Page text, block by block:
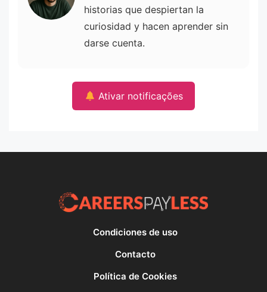
historias que despiertan la
curiosidad y hacen aprender sin
darse cuenta.
Ativar notificações
Condiciones de uso
Contacto
Política de Cookies